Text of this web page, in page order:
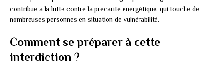
contribue à la lutte contre la précarité énergétique, qui touche de
nombreuses personnes en situation de vulnérabilité.
Comment se préparer à cette
interdiction ?